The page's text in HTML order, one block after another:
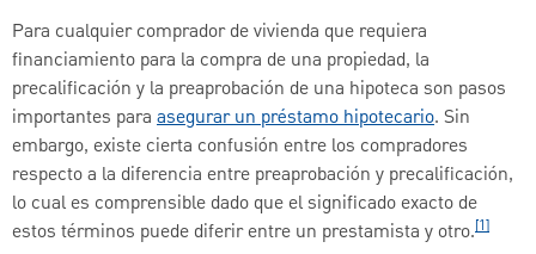
Para cualquier comprador de vivienda que requiera
financiamiento para la compra de una propiedad, la
precalificación y la preaprobación de una hipoteca son pasos
importantes para asegurar un préstamo hipotecario. Sin
embargo, existe cierta confusión entre los compradores
respecto a la diferencia entre preaprobación y precalificación,
lo cual es comprensible dado que el significado exacto de
estos términos puede diferir entre un prestamista y otro.[1]